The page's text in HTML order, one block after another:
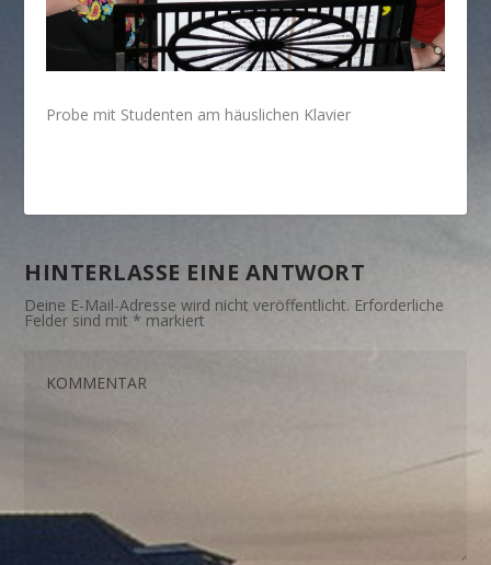
Probe mit Studenten am häuslichen Klavier
HINTERLASSE EINE ANTWORT
Deine E-Mail-Adresse wird nicht veröffentlicht. Erforderliche
Felder sind mit* markiert